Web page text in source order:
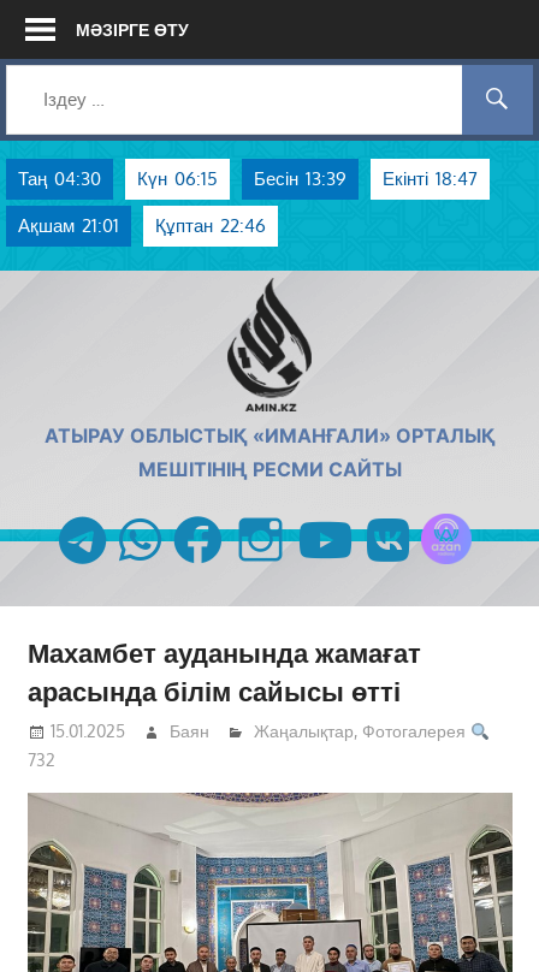
Skip
МӘЗІРГЕ ӨТУ
Таң 04:30 Күн 06:15 Бесін 13:39 Екінті 18:47
Ақшам 21:01 Құптан 22:46
АТЫРАУ ОБЛЫСТЫҚ «ИМАНҒАЛИ» ОРТАЛЫҚ
МЕШІТІНІҢ РЕСМИ САЙТЫ
telegramwhatsappfacebookinstagramyoutubevk
Махамбет ауданында жамағат
арасында білім сайысы өтті
15.01.2025 Баян Жаңалықтар, Фотогалерея
732